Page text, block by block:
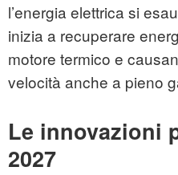
l’energia elettrica si
inizia a recuperare
motore termico e
velocità anche a pieno
Le innovazioni
2027